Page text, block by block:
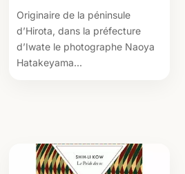
Originaire de la péninsule
d’Hirota, dans la préfecture
d’Iwate le photographe Naoya
Hatakeyama...